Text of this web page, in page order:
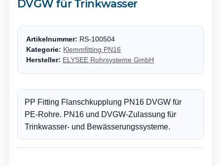
DVGW für Trinkwasser
Artikelnummer: RS-100504
Kategorie: Klemmfitting PN16
Hersteller: ELYSEE Rohrsysteme GmbH
PP Fitting Flanschkupplung PN16 DVGW für
PE-Rohre. PN16 und DVGW-Zulassung für
Trinkwasser- und Bewässerungssysteme.